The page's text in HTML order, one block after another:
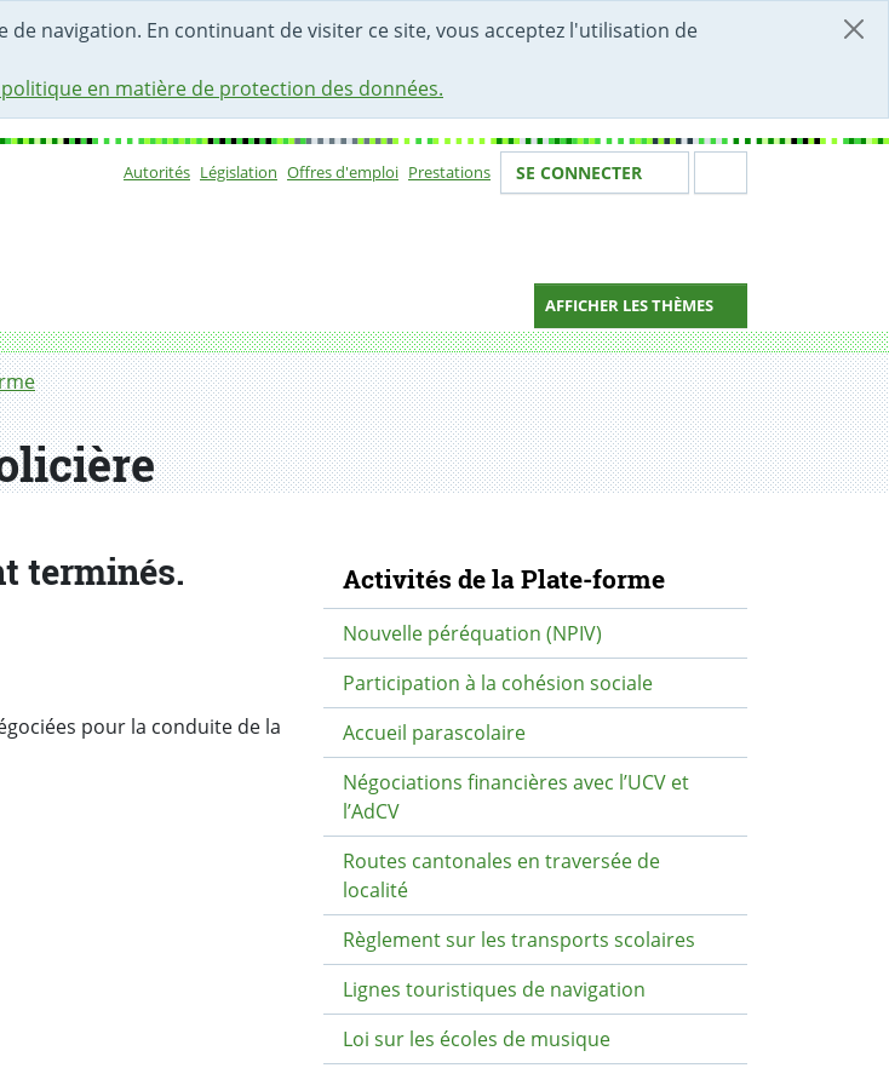
navigation. En continuant de visiter ce site, vous acceptez l'utilisation de
en matière de protection des données.
Autorités Législation Offres d'emploi Prestations Votre identité
SE CONNECTER
AFFICHER LES THÈMES
terminés.
pour la conduite de la
Navigation secondaire
Activités de la Plate-forme
Nouvelle péréquation (NPIV)
Participation à la cohésion sociale
Accueil parascolaire
Négociations financières avec l’UCV et
l’AdCV
Routes cantonales en traversée de
localité
Règlement sur les transports scolaires
Lignes touristiques de navigation
Loi sur les écoles de musique